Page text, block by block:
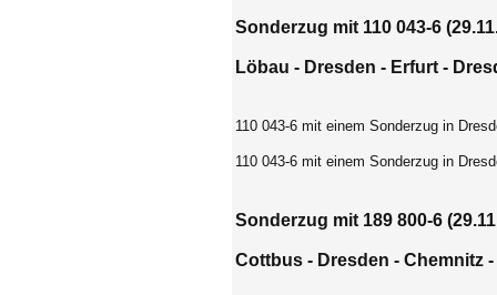
Sonderzug mit 110 043-6
Löbau - Dresden - Erfurt -
110 043-6 mit einem Sonderzug in
110 043-6 mit einem Sonderzug in
Sonderzug mit 189 800-6
Cottbus - Dresden - Chemnitz